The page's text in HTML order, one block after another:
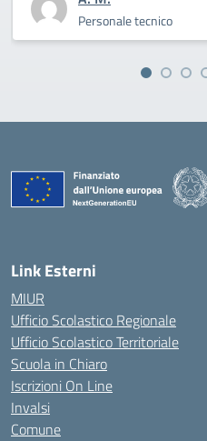
Personale tecnico
Link Esterni
MIUR
Ufficio Scolastico Regionale
Ufficio Scolastico Territoriale
Scuola in Chiaro
Iscrizioni On Line
Invalsi
Comune